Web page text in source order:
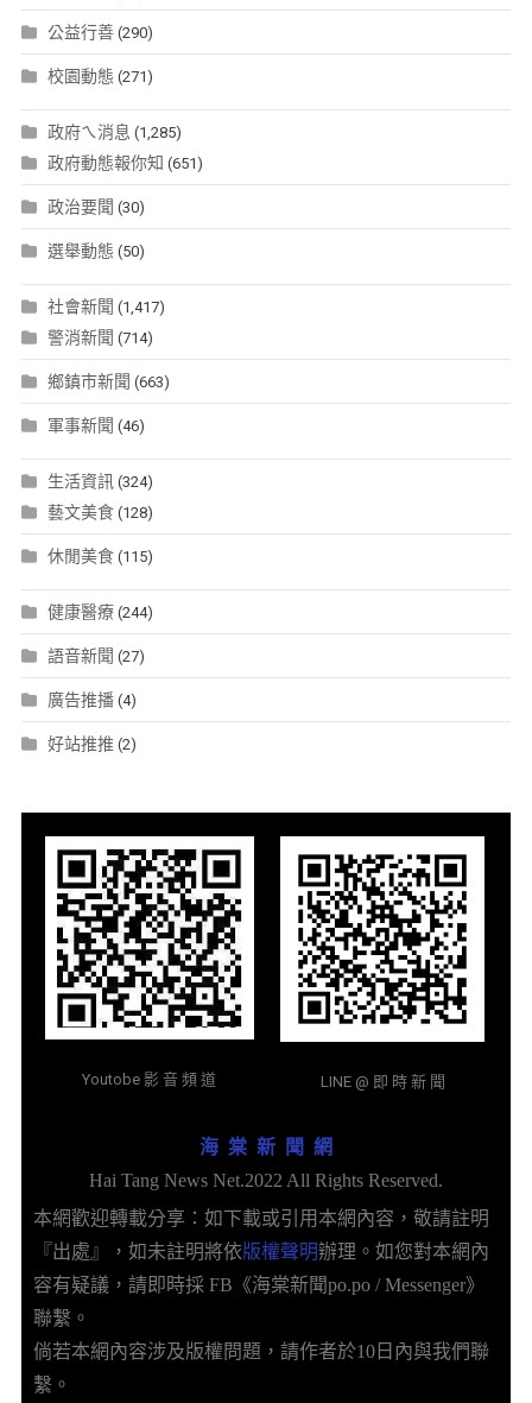
公益行善(290)
校園動態 (271)
政府ㄟ消息 (1,285)
政府動態報你知 (651)
政治要聞 (30)
選舉動態 (50)
社會新聞 (1,417)
警消新聞 (714)
鄉鎮市新聞 (663)
軍事新聞 (46)
生活資訊(324)
藝文美食(128)
休閒美食(115)
健康醫療(244)
語音新聞 (27)
廣告推播(4)
好站推推 (2)
Youtobe 影 音 頻 道 LINE @ 即 時 新 聞
海 棠 新 聞 網
Hai Tang News Net.2022 All Rights Reserved.
本網歡迎轉載分享：如下載或引用本網內容，敬請註明
『出處』，如未註明將依版權聲明辦理。如您對本網內
容有疑議，請即時採 FB《海棠新聞po.po / Messenger》
聯繫。
倘若本網內容涉及版權問題，請作者於10日內與我們聯
繫。